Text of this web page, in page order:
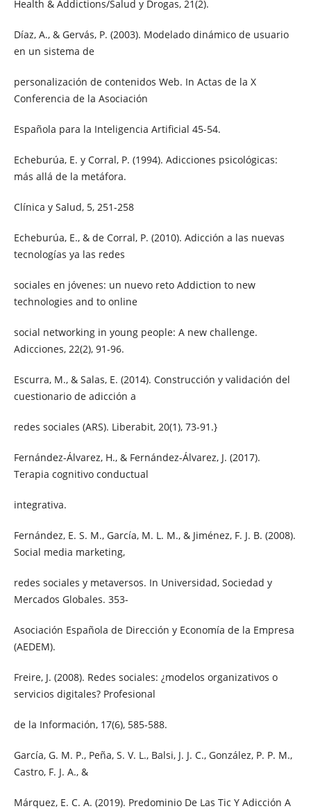
Health & Addictions/Salud y Drogas, 21(2).
Díaz, A., & Gervás, P. (2003). Modelado dinámico de usuario
en un sistema de
personalización de contenidos Web. In Actas de la X
Conferencia de la Asociación
Española para la Inteligencia Artificial 45-54.
Echeburúa, E. y Corral, P. (1994). Adicciones psicológicas:
más allá de la metáfora.
Clínica y Salud, 5, 251-258
Echeburúa, E., & de Corral, P. (2010). Adicción a las nuevas
tecnologías ya las redes
sociales en jóvenes: un nuevo reto Addiction to new
technologies and to online
social networking in young people: A new challenge.
Adicciones, 22(2), 91-96.
Escurra, M., & Salas, E. (2014). Construcción y validación del
cuestionario de adicción a
redes sociales (ARS). Liberabit, 20(1), 73-91.}
Fernández-Álvarez, H., & Fernández-Álvarez, J. (2017).
Terapia cognitivo conductual
integrativa.
Fernández, E. S. M., García, M. L. M., & Jiménez, F. J. B. (2008).
Social media marketing,
redes sociales y metaversos. In Universidad, Sociedad y
Mercados Globales. 353-
Asociación Española de Dirección y Economía de la Empresa
(AEDEM).
Freire, J. (2008). Redes sociales: ¿modelos organizativos o
servicios digitales? Profesional
de la Información, 17(6), 585-588.
García, G. M. P., Peña, S. V. L., Balsi, J. J. C., González, P. P. M.,
Castro, F. J. A., &
Márquez, E. C. A. (2019). Predominio De Las Tic Y Adicción A